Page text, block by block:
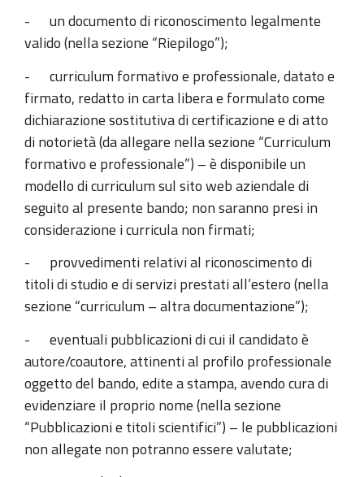
- un documento di riconoscimento legalmente
valido (nella sezione “Riepilogo”);
- curriculum formativo e professionale, datato e
firmato, redatto in carta libera e formulato come
dichiarazione sostitutiva di certificazione e di atto
di notorietà (da allegare nella sezione “Curriculum
formativo e professionale”) – è disponibile un
modello di curriculum sul sito web aziendale di
seguito al presente bando; non saranno presi in
considerazione i curricula non firmati;
- provvedimenti relativi al riconoscimento di
titoli di studio e di servizi prestati all’estero (nella
sezione “curriculum – altra documentazione”);
- eventuali pubblicazioni di cui il candidato è
autore/coautore, attinenti al profilo professionale
oggetto del bando, edite a stampa, avendo cura di
evidenziare il proprio nome (nella sezione
“Pubblicazioni e titoli scientifici”) – le pubblicazioni
non allegate non potranno essere valutate;